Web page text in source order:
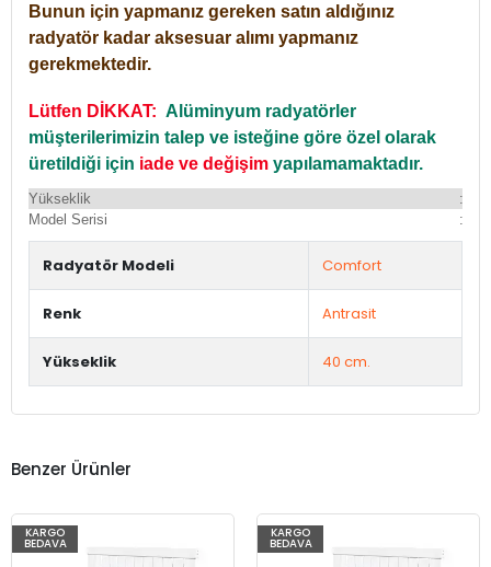
Bunun için yapmanız gereken satın aldığınız
radyatör kadar aksesuar alımı yapmanız
gerekmektedir.
Lütfen DİKKAT: Alüminyum radyatörler
müşterilerimizin talep ve isteğine göre özel olarak
üretildiği için iade ve değişim yapılamamaktadır.
Yükseklik :
Model Serisi
:
Radyatör Modeli Comfort
Renk Antrasit
Yükseklik 40 cm.
Benzer Ürünler
KARGO
BEDAVA
KARGO
BEDAVA